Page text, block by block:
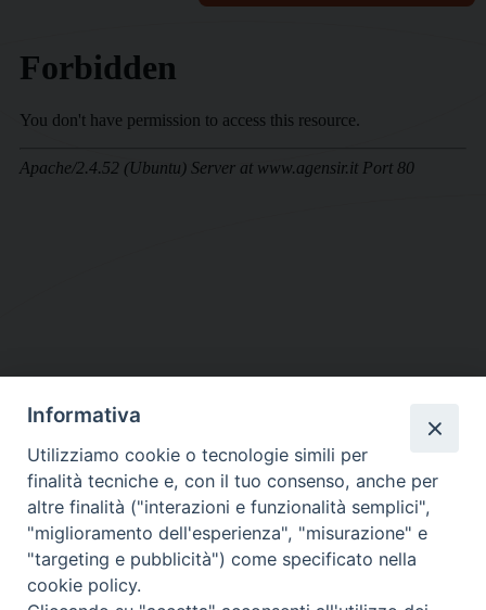
DIOCESI SUBURBICARIA DI ALBANO
Contatti:Tel.: 06.93268401 - Fax.: 06.9323844
E-mail:curia@diocesidialbano.it
Orari: dal Lunedì al Venerdì Ore: 9:00 - 13:00
Informativa
Utilizziamo cookie o tecnologie simili per
finalità tecniche e, con il tuo consenso, anche per
altre finalità ("interazioni e funzionalità semplici",
"miglioramento dell'esperienza", "misurazione" e
"targeting e pubblicità") come specificato nella
cookie policy.